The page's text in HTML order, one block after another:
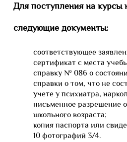
Для поступления на курсы
следующие документы:
соответствующее
сертификат с места
справку № 086 о
справки о том, что не
учете у психиатра,
письменное разрешение
школьного возраста;
копия паспорта или
10 фотографий 3/4.